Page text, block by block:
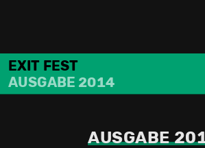
EXIT FEST
AUSGABE 2014
AUSGABE